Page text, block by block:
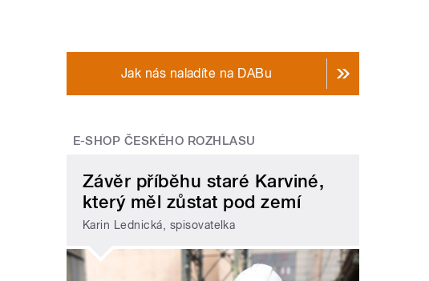
Jak nás naladíte na DABu
E-SHOP ČESKÉHO ROZHLASU
Závěr příběhu staré Karviné,
který měl zůstat pod zemí
Karin Lednická, spisovatelka